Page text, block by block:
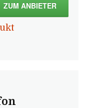
ZUM ANBIETER